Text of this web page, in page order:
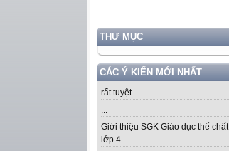
THƯ MỤC
CÁC Ý KIẾN MỚI NHẤT
rất tuyệt...
...
Giới thiệu SGK Giáo dục thể chất
lớp 4...